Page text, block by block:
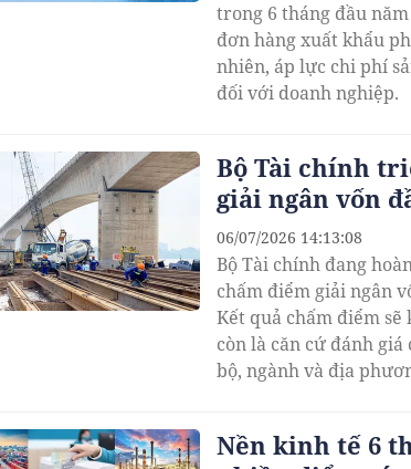
trong 6 tháng đầu
đơn hàng xuất khẩu
nhiên, áp lực chi phí
đối với doanh nghiệp.
Bộ Tài chính
giải ngân vốn
Bộ Tài chính đang
chấm điểm giải ngân
Kết quả chấm điểm
còn là căn cứ đánh
bộ, ngành và địa
06/07/2026 14:13:08
Nền kinh tế 6